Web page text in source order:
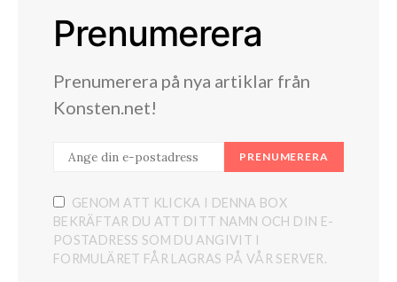
Prenumerera
Prenumerera på nya artiklar från
Konsten.net!
PRENUMERERA
GENOM ATT KLICKA I DENNA BOX
BEKRÄFTAR DU ATT DITT NAMN OCH DIN E-
POSTADRESS SOM DU ANGIVIT I
FORMULÄRET FÅR LAGRAS PÅ VÅR SERVER.